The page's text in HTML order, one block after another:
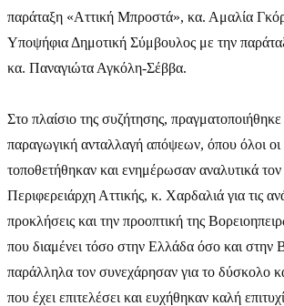
παράταξη «Αττική Μπροστά», κα. Αμαλία
Υποψήφια Δημοτική Σύμβουλος με την
κα. Παναγιώτα Αγκόλη-Σέββα.
Στο πλαίσιο της συζήτησης, πραγματοποιήθηκε
παραγωγική ανταλλαγή απόψεων, όπου όλοι οι
τοποθετήθηκαν και ενημέρωσαν αναλυτικά
Περιφερειάρχη Αττικής, κ. Χαρδαλιά για τις
προκλήσεις και την προοπτική της
που διαμένει τόσο στην Ελλάδα όσο και στην
παράλληλα τον συνεχάρησαν για το δύσκολο
που έχει επιτελέσει και ευχήθηκαν καλή